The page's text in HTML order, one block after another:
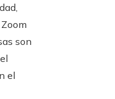
son
el